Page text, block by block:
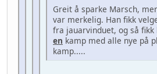
Greit å sparke Marsch,
var merkelig. Han fikk
fra jauarvinduet, og så fikk
en kamp med alle nye på
kamp.....